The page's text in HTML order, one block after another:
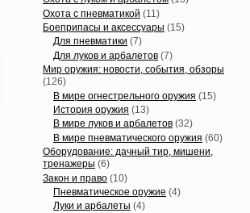
Охота с пневматикой (11)
Боеприпасы и аксессуары (15)
Для пневматики (7)
Для луков и арбалетов (7)
Мир оружия: новости, события, обзоры
(126)
В мире огнестрельного оружия (15)
История оружия (13)
В мире луков и арбалетов (32)
В мире пневматического оружия (60)
Оборудование: дачный тир, мишени,
тренажеры (6)
Закон и право (10)
Пневматическое оружие (4)
Луки и арбалеты (4)